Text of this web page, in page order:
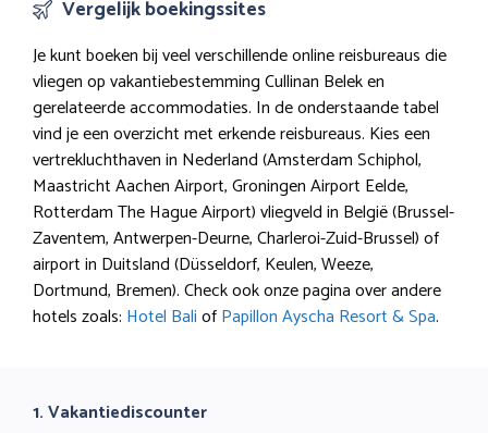
Vergelijk boekingssites
Je kunt boeken bij veel verschillende online reisbureaus die
vliegen op vakantiebestemming Cullinan Belek en
gerelateerde accommodaties. In de onderstaande tabel
vind je een overzicht met erkende reisbureaus. Kies een
vertrekluchthaven in Nederland (Amsterdam Schiphol,
Maastricht Aachen Airport, Groningen Airport Eelde,
Rotterdam The Hague Airport) vliegveld in België (Brussel-
Zaventem, Antwerpen-Deurne, Charleroi-Zuid-Brussel) of
airport in Duitsland (Düsseldorf, Keulen, Weeze,
Dortmund, Bremen). Check ook onze pagina over andere
hotels zoals: Hotel BaliofPapillon Ayscha Resort & Spa.
1. Vakantiediscounter